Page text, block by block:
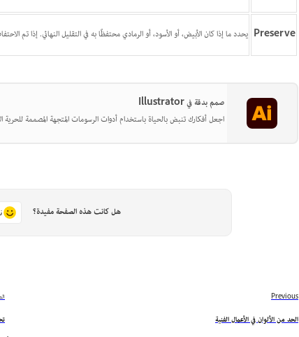
Preserve يحدد ما إذا كان الأبيض، أو الأسود، أو الرمادي محتفظًا به في التقليل النهائي. إذا تم
صمم بدقة في Illustrator
اجعل أفكارك تنبض بالحياة باستخدام أدوات الرسومات المتجهة المصممة للحرية
هل كانت هذه الصفحة مفيدة؟
Previous
الحد من الألوان في الأعمال الفنية